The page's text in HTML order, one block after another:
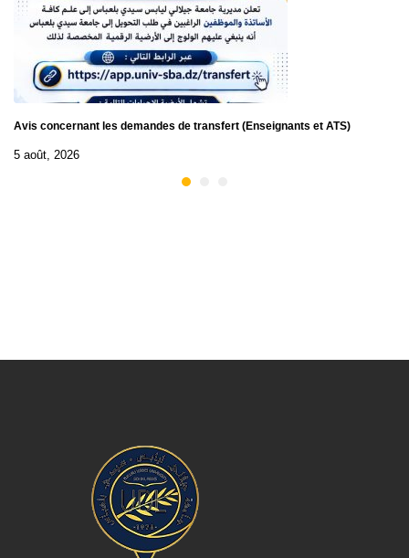
Avis concernant les demandes de transfert (Enseignants et ATS)
5 août, 2026